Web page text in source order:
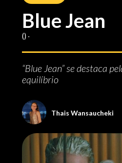
Blue Jean
() ‧
“Blue Jean” se destaca
equilíbrio
Thais Wansaucheki